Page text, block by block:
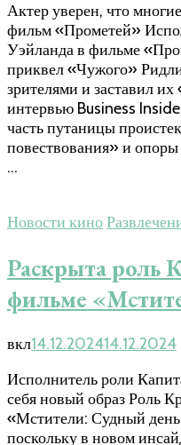
Актер уверен, что
фильм «Прометей»
Уэйланда в фильме
приквел «Чужого»
зрителями и заставил
интервью Business
часть путаницы
повествования» и
…
Новости кино
Раскрыта роль
фильме
вкл14.12.202414.12.2024
Исполнитель роли
себя новый образ Роль
«Мстители: Судный
поскольку в новом